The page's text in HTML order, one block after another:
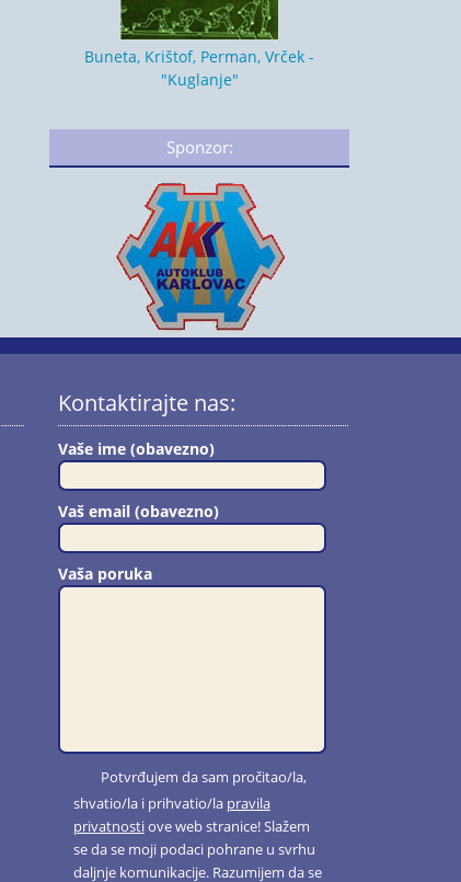
Buneta, Krištof, Perman, Vrček -
"Kuglanje"
Sponzor:
Kontaktirajte nas:
Vaše ime (obavezno)
Vaš email (obavezno)
Vaša poruka
Potvrđujem da sam pročitao/la,
shvatio/la i prihvatio/la pravila
privatnostiove web stranice! Slažem
se da se moji podaci pohrane u svrhu
daljnje komunikacije. Razumijem da se